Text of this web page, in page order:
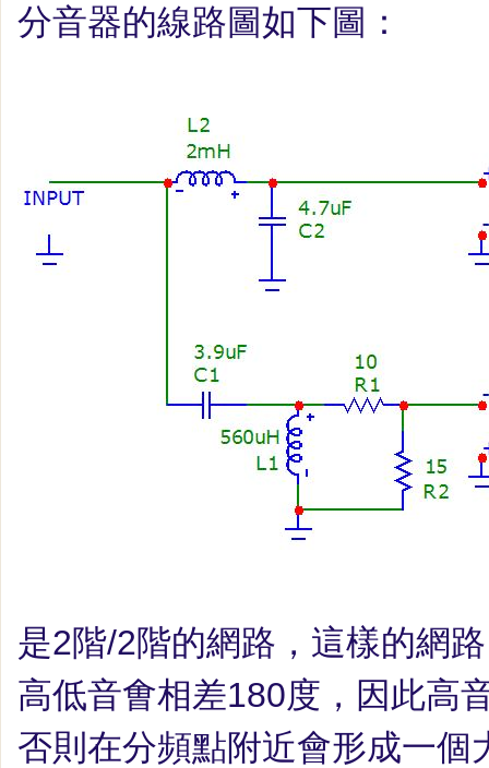
分音器的線路圖如下圖：
是2階/2階的網路，這樣的網
高低音㑹相差180度，因此高
否則在分頻點附近會形成一個